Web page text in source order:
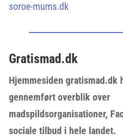
soroe-mums.dk
Gratismad.dk
Hjemmesiden gratismad.dk
gennemført overblik over
madspildsorganisationer,
sociale tilbud i hele landet.